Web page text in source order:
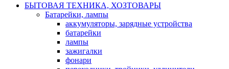
БЫТОВАЯ ТЕХНИКА, ХОЗТОВАРЫ
Батарейки, лампы
аккумуляторы, зарядные устройства
батарейки
лампы
зажигалки
фонари